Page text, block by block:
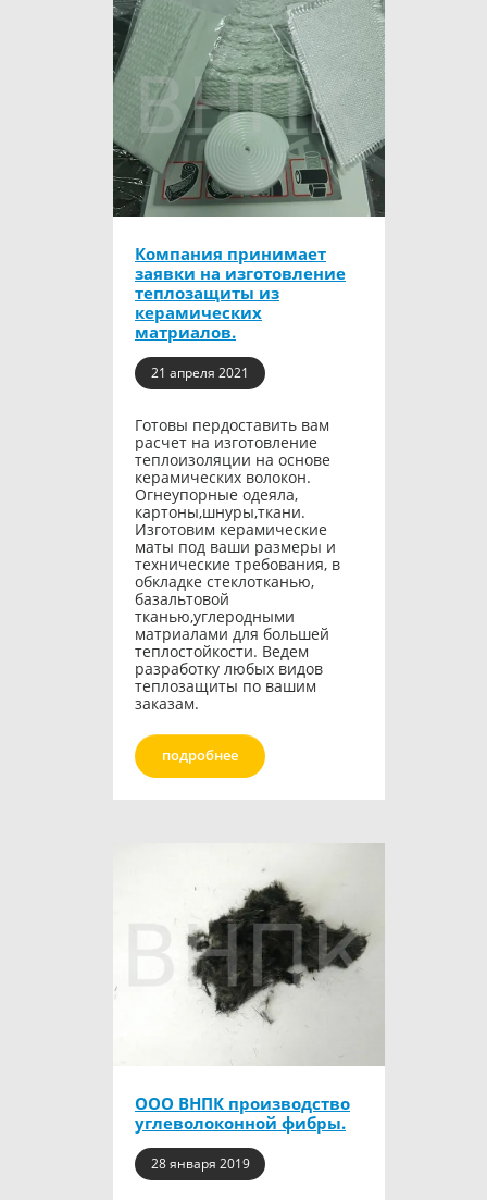
Компания принимает
заявки на изготовление
теплозащиты из
керамических
матриалов.
21 апреля 2021
Готовы пердоставить вам
расчет на изготовление
теплоизоляции на основе
керамических волокон.
Огнеупорные одеяла,
картоны,шнуры,ткани.
Изготовим керамические
маты под ваши размеры и
технические требования, в
обкладке стеклотканью,
базальтовой
тканью,углеродными
матриалами для большей
теплостойкости. Ведем
разработку любых видов
теплозащиты по вашим
заказам.
подробнее
ООО ВНПК производство
углеволоконной фибры.
28 января 2019